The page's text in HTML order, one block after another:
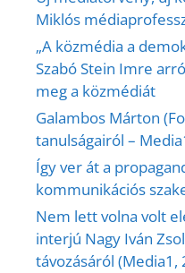
Miklós
„A közmédia a
Szabó Stein Imre
meg a közmédiát
Galambos Márton
tanulságairól –
Így ver át a
kommunikációs
Nem lett volna volt
interjú Nagy Iván
távozásáról (Media1,